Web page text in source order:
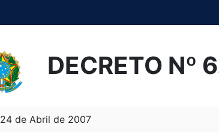
DECRETO Nº
24 de Abril de 2007